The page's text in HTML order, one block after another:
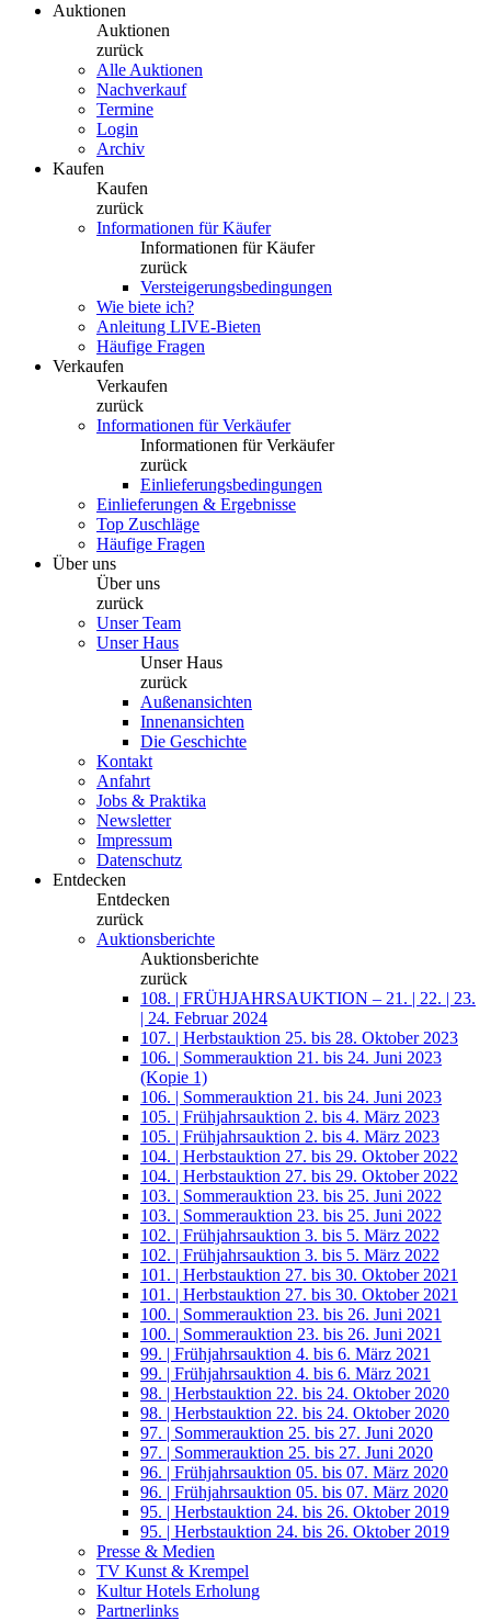
Auktionen
Auktionen
zurück
Alle Auktionen
Nachverkauf
Termine
Login
Archiv
Kaufen
Kaufen
zurück
Informationen für Käufer
Informationen für Käufer
zurück
Versteigerungsbedingungen
Wie biete ich?
Anleitung LIVE-Bieten
Häufige Fragen
Verkaufen
Verkaufen
zurück
Informationen für Verkäufer
Informationen für Verkäufer
zurück
Einlieferungsbedingungen
Einlieferungen & Ergebnisse
Top Zuschläge
Häufige Fragen
Über uns
Über uns
zurück
Unser Team
Unser Haus
Unser Haus
zurück
Außenansichten
Innenansichten
Die Geschichte
Kontakt
Anfahrt
Jobs & Praktika
Newsletter
Impressum
Datenschutz
Entdecken
Entdecken
zurück
Auktionsberichte
Auktionsberichte
zurück
108. | FRÜHJAHRSAUKTION – 21. | 22. | 23.
| 24. Februar 2024
107. | Herbstauktion 25. bis 28. Oktober 2023
106. | Sommerauktion 21. bis 24. Juni 2023
(Kopie 1)
106. | Sommerauktion 21. bis 24. Juni 2023
105. | Frühjahrsauktion 2. bis 4. März 2023
105. | Frühjahrsauktion 2. bis 4. März 2023
104. | Herbstauktion 27. bis 29. Oktober 2022
104. | Herbstauktion 27. bis 29. Oktober 2022
103. | Sommerauktion 23. bis 25. Juni 2022
103. | Sommerauktion 23. bis 25. Juni 2022
102. | Frühjahrsauktion 3. bis 5. März 2022
102. | Frühjahrsauktion 3. bis 5. März 2022
101. | Herbstauktion 27. bis 30. Oktober 2021
101. | Herbstauktion 27. bis 30. Oktober 2021
100. | Sommerauktion 23. bis 26. Juni 2021
100. | Sommerauktion 23. bis 26. Juni 2021
99. | Frühjahrsauktion 4. bis 6. März 2021
99. | Frühjahrsauktion 4. bis 6. März 2021
98. | Herbstauktion 22. bis 24. Oktober 2020
98. | Herbstauktion 22. bis 24. Oktober 2020
97. | Sommerauktion 25. bis 27. Juni 2020
97. | Sommerauktion 25. bis 27. Juni 2020
96. | Frühjahrsauktion 05. bis 07. März 2020
96. | Frühjahrsauktion 05. bis 07. März 2020
95. | Herbstauktion 24. bis 26. Oktober 2019
95. | Herbstauktion 24. bis 26. Oktober 2019
Presse & Medien
TV Kunst & Krempel
Kultur Hotels Erholung
Partnerlinks